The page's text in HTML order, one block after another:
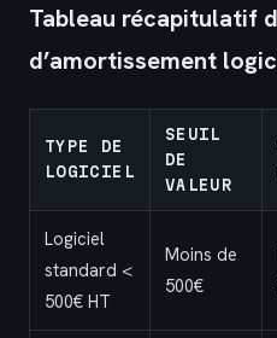
Tableau récapitulatif
d’amortissement
TYPE DE
LOGICIEL
SEUIL
DE
VALEUR
Logiciel
standard <
500€ HT
Moins de
500€